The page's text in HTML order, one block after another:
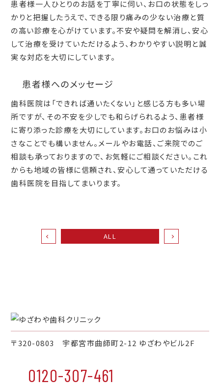
患者様一人ひとりのお話を丁寧に伺い、お口の状態をしっ
かりと把握したうえで、できる限り痛みの少ない治療と質
の高い診療を心がけています。不安や疑問を解消し、安心
して治療を受けていただけるよう、わかりやすい説明と誠
実な対応を大切にしています。
患者様へのメッセージ
歯科医院は「できれば通いたくない」と感じる方も多い場
所ですが、その不安を少しでも和らげられるよう、患者様
に寄り添った診療を大切にしています。お口のお悩みは小
さなことでも構いません。メールやお電話、ご来院でのご
相談も承っておりますので、お気軽にご相談ください。これ
からも地域の皆様に信頼され、安心して通っていただける
歯科医院を目指してまいります。
ALL
〒320-0803 宇都宮市曲師町2-12 ゆざわやビル2F
0120-307-461